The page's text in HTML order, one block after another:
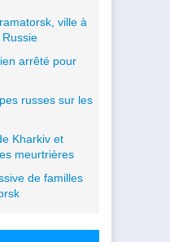
ville à
arrêté pour
russes sur les
Kharkiv et
meurtrières
de familles